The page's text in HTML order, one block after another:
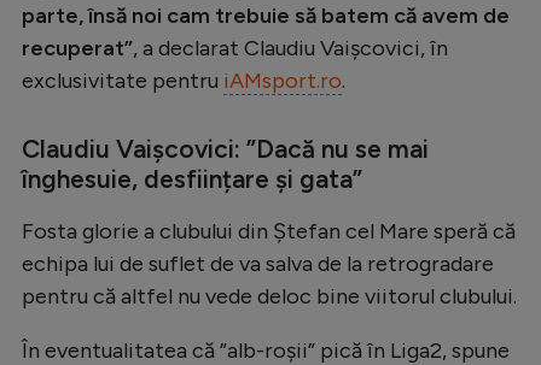
Creează cont
parte, însă noi cam trebuie să batem că avem de
recuperat”, a declarat Claudiu Vaișcovici, în
exclusivitate pentru iAMsport.ro.
Claudiu Vaișcovici: ”Dacă nu se mai
înghesuie, desființare și gata”
Fosta glorie a clubului din Ștefan cel Mare speră că
echipa lui de suflet de va salva de la retrogradare
pentru că altfel nu vede deloc bine viitorul clubului.
În eventualitatea că ”alb-roșii” pică în Liga2, spune